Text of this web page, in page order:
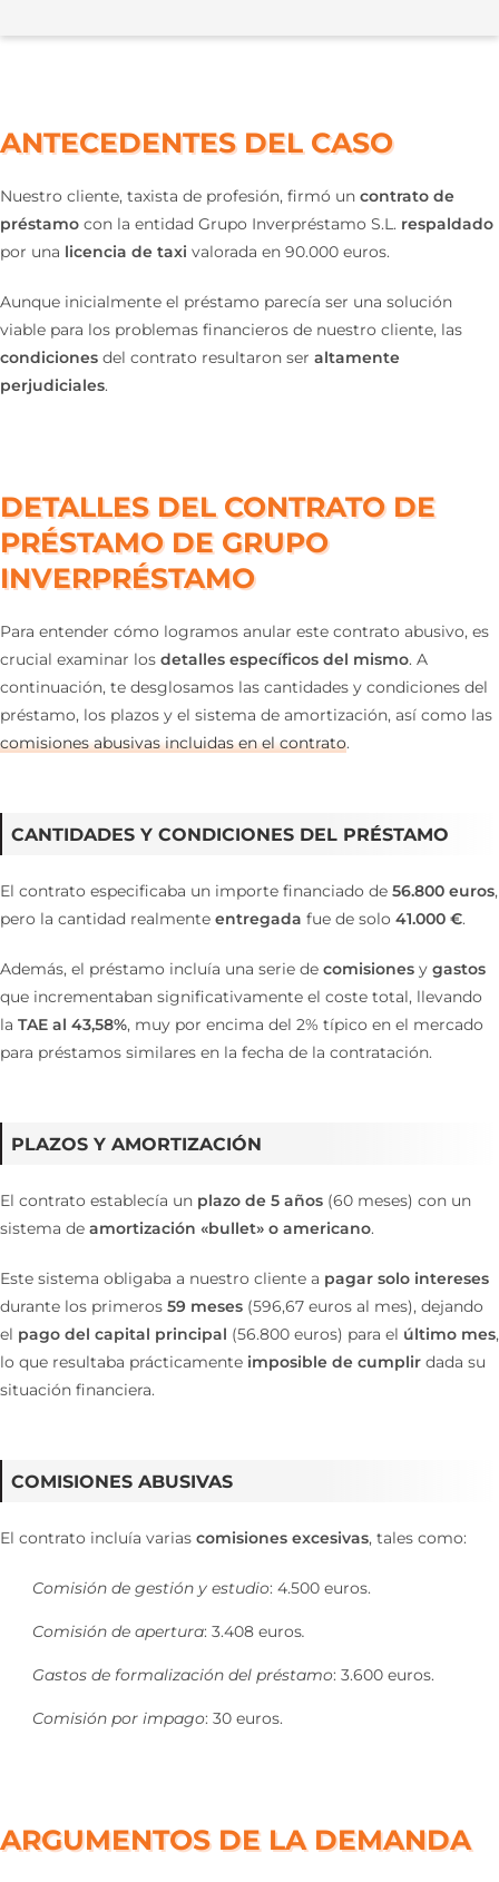
ANTECEDENTES DEL CASO
Nuestro cliente, taxista de profesión, firmó un contrato de
préstamo con la entidad Grupo Inverpréstamo S.L. respaldado
por una licencia de taxi valorada en 90.000 euros.
Aunque inicialmente el préstamo parecía ser una solución
viable para los problemas financieros de nuestro cliente, las
condiciones del contrato resultaron ser altamente
perjudiciales.
DETALLES DEL CONTRATO DE
PRÉSTAMO DE GRUPO
INVERPRÉSTAMO
Para entender cómo logramos anular este contrato abusivo, es
crucial examinar los detalles específicos del mismo. A
continuación, te desglosamos las cantidades y condiciones del
préstamo, los plazos y el sistema de amortización, así como las
comisiones abusivas incluidas en el contrato.
CANTIDADES Y CONDICIONES DEL PRÉSTAMO
El contrato especificaba un importe financiado de 56.800 euros,
pero la cantidad realmente entregada fue de solo 41.000 €.
Además, el préstamo incluía una serie de comisiones y gastos
que incrementaban significativamente el coste total, llevando
la TAE al 43,58%, muy por encima del 2% típico en el mercado
para préstamos similares en la fecha de la contratación.
PLAZOS Y AMORTIZACIÓN
El contrato establecía un plazo de 5 años (60 meses) con un
sistema de amortización «bullet» o americano.
Este sistema obligaba a nuestro cliente a pagar solo intereses
durante los primeros 59 meses (596,67 euros al mes), dejando
el pago del capital principal (56.800 euros) para el último mes,
lo que resultaba prácticamente imposible de cumplir dada su
situación financiera.
COMISIONES ABUSIVAS
El contrato incluía varias comisiones excesivas, tales como:
Comisión de gestión y estudio: 4.500 euros.
Comisión de apertura: 3.408 euros.
Gastos de formalización del préstamo: 3.600 euros.
Comisión por impago: 30 euros.
ARGUMENTOS DE LA DEMANDA